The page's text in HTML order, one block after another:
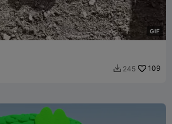
GIF
 245 109